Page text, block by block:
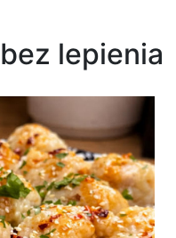
lepienia